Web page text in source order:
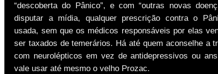
“descoberta do Pânico”, e com “outras novas
disputar a mídia, qualquer prescrição contra o
usada, sem que os médicos responsáveis por elas
ser taxados de temerários. Há até quem aconselhe a
com neurolépticos em vez de antidepressivos ou
vale usar até mesmo o velho Prozac.